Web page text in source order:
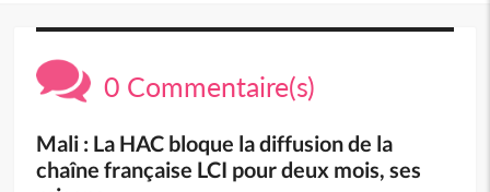
0 Commentaire(s)
Mali : La HAC bloque la diffusion de la
chaîne française LCI pour deux mois, ses